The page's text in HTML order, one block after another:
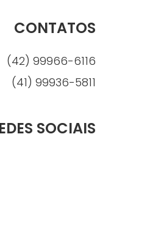
CONTATOS
(42) 99966-6116
(41) 99936-5811
SOCIAIS